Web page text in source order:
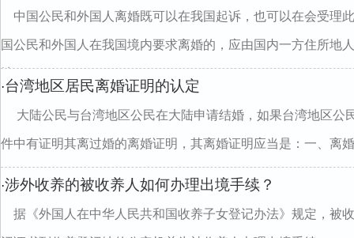
中国公民和外国人离婚既可以在我国起诉，也可以在会受理
国公民和外国人在我国境内要求离婚的，应由国内一方住所地
地
·台湾地区居民离婚证明的认定
大陆公民与台湾地区公民在大陆申请结婚，如果台湾地区公
件中有证明其离过婚的离婚证明，其离婚证明应当是：一、离
·涉外收养的被收养人如何办理出境手续？
据《外国人在中华人民共和国收养子女登记办法》规定，被